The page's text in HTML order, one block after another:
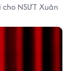
NSƯT Xuân